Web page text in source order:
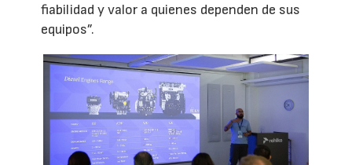
fiabilidad y valor a quienes dependen de sus
equipos”.